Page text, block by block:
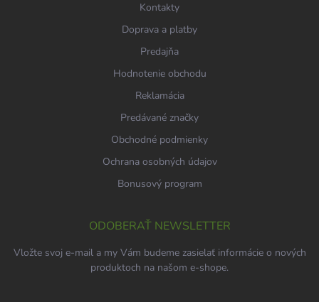
Kontakty
Doprava a platby
Predajňa
Hodnotenie obchodu
Reklamácia
Predávané značky
Obchodné podmienky
Ochrana osobných údajov
Bonusový program
ODOBERAŤ NEWSLETTER
Vložte svoj e-mail a my Vám budeme zasielať informácie o nových
produktoch na našom e-shope.